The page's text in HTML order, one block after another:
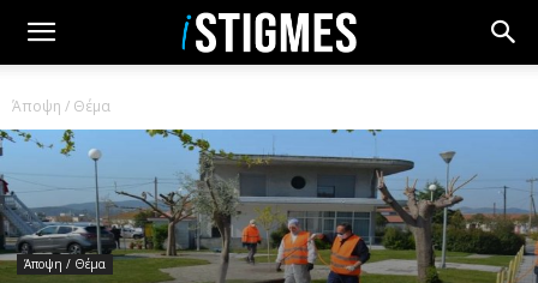
Άποψη / Θέμα
Άποψη / Θέμα